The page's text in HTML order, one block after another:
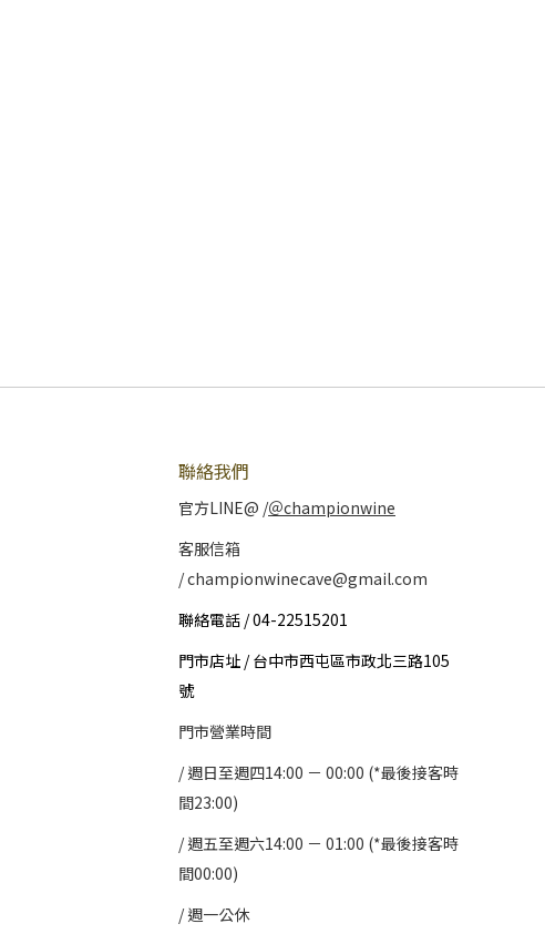
聯絡我們
官方LINE@ /＠championwine
客服信箱
/ championwinecave@gmail.com
聯絡電話 / 04-22515201
門市店址 / 台中市西屯區市政北三路105
號
門市營業時間
/ 週日至週四14:00 － 00:00 (*最後接客時
間23:00)
/週五至週六14:00 － 01:00 (*最後接客時
間00:00)
/週一公休